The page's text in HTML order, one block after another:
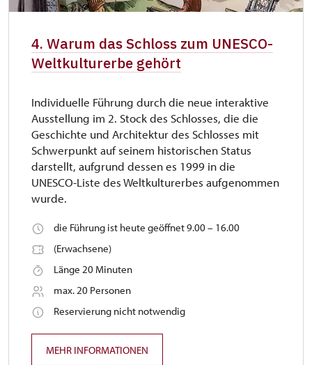
4. Warum das Schloss zum UNESCO-
Weltkulturerbe gehört
Individuelle Führung durch die neue interaktive
Ausstellung im 2. Stock des Schlosses, die die
Geschichte und Architektur des Schlosses mit
Schwerpunkt auf seinem historischen Status
darstellt, aufgrund dessen es 1999 in die
UNESCO-Liste des Weltkulturerbes aufgenommen
wurde.
die Führung ist heute geöffnet 9.00 – 16.00
(Erwachsene)
Länge 20 Minuten
max. 20 Personen
Reservierung nicht notwendig
MEHR INFORMATIONEN